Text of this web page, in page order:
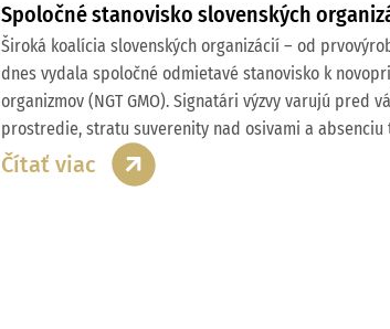
Spoločné stanovisko slovenských
Široká koalícia slovenských organizácií – od
dnes vydala spoločné odmietavé stanovisko k
organizmov (NGT GMO). Signatári výzvy varujú pred
prostredie, stratu suverenity nad osivami a
Čítať viac